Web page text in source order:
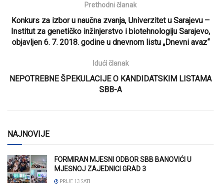
Prethodni članak
Konkurs za izbor u naučna zvanja, Univerzitet u Sarajevu –
Institut za genetičko inžinjerstvo i biotehnologiju Sarajevo,
objavljen 6. 7. 2018. godine u dnevnom listu „Dnevni avaz“
Idući članak
NEPOTREBNE ŠPEKULACIJE O KANDIDATSKIM LISTAMA
SBB-A
NAJNOVIJE
FORMIRAN MJESNI ODBOR SBB BANOVIĆI U
MJESNOJ ZAJEDNICI GRAD 3
PRIJE 13 SATI